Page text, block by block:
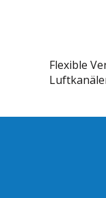
Flexible